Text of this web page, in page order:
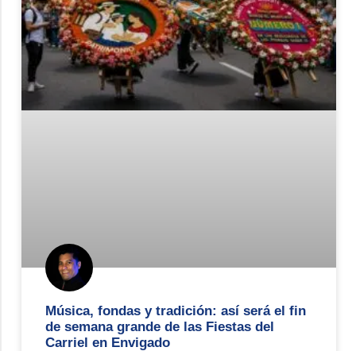
Música, fondas y tradición: así será el fin
de semana grande de las Fiestas del
Carriel en Envigado